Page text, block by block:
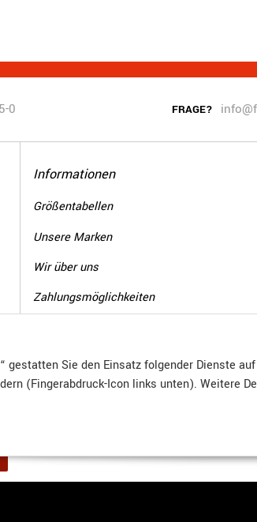
gestatten Sie den Einsatz folgender Dienste
(Fingerabdruck-Icon links unten). Weitere
0 FRAGE?
Informationen
Größentabellen
Unsere Marken
Wir über uns
Zahlungsmöglichkeiten